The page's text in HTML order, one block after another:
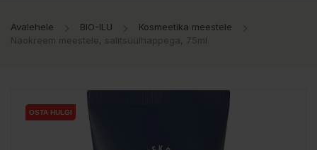
Avalehele BIO-ILU
Kosmeetika meestele
Näokreem meestele, salitsüülhappega, 75ml
OSTA HULGI
OSTA HULGI